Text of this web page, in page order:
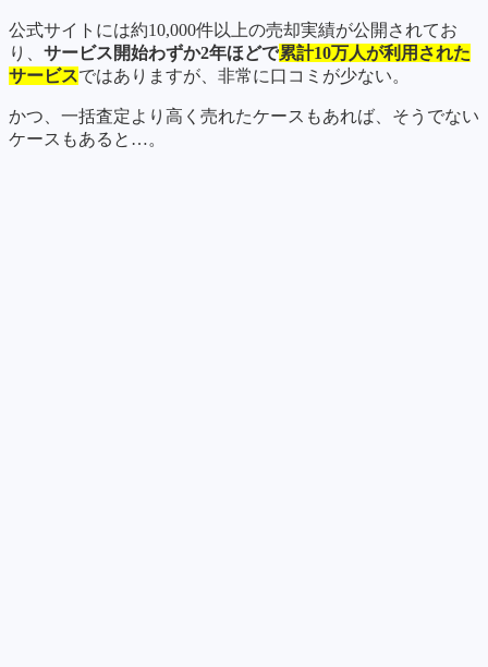
公式サイトには約10,000件以上の売却実績が公開されてお
り、 サービス開始わずか2年ほどで累計10万人が利用された
サービスではありますが、非常に口コミが少ない。
かつ、一括査定より高く売れたケースもあれば、そうでない
ケースもあると…。